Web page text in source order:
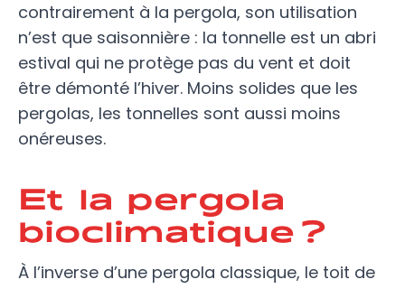
contrairement à la pergola, son utilisation
n’est que saisonnière : la tonnelle est un abri
estival qui ne protège pas du vent et doit
être démonté l’hiver. Moins solides que les
pergolas, les tonnelles sont aussi moins
onéreuses.
Et la pergola
bioclimatique ?
À l’inverse d’une pergola classique, le toit de